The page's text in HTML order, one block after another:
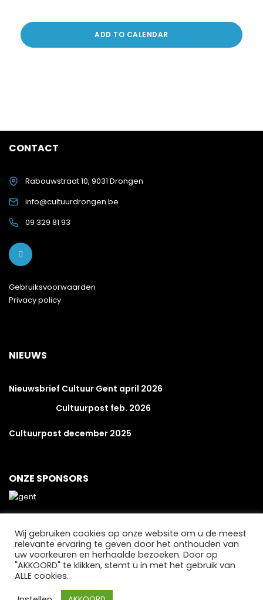
ADD TO CALENDAR
CONTACT
Rabouwstraat 10, 9031 Drongen
info@cultuurdrongen.be
09 329 81 93
Gebruiksvoorwaarden
Privacy policy
NIEUWS
Nieuwsbrief Cultuur Gent april 2026
Cultuurpost feb. 2026
Cultuurpost december 2025
ONZE SPONSORS
Wij gebruiken cookies op onze website om u de meest
relevante ervaring te geven door het onthouden van
uw voorkeuren en herhaalde bezoeken. Door op
"AKKOORD" te klikken, stemt u in met het gebruik van
ALLE cookies.